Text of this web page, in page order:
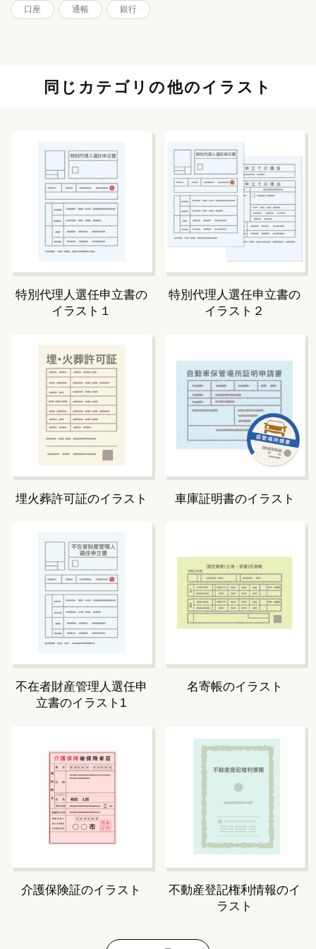
口座 通帳 銀行
同じカテゴリの他のイラスト
特別代理人選任申立書の
イラスト１
特別代理人選任申立書の
イラスト２
埋火葬許可証のイラスト 車庫証明書のイラスト
不在者財産管理人選任申
立書のイラスト1
名寄帳のイラスト
介護保険証のイラスト
不動産登記権利情報のイ
ラスト